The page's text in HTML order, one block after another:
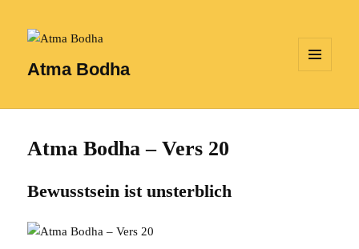
Atma Bodha
Atma Bodha – Vers 20
Bewusstsein ist unsterblich